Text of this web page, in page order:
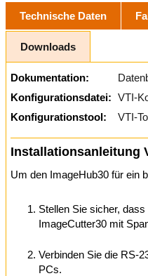
Technische Daten
Downloads
Dokumentation:
Konfigurationsdatei: VTI-
Konfigurationstool:
VTI-
Installationsanleitung
Um den ImageHub30 für ein
Stellen Sie sicher,
ImageCutter30 mit
Verbinden Sie die RS-
PCs.